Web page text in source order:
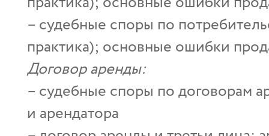
– судебные споры по
практика); основные ошибки
Договор аренды:
– cудебные споры по договорам
и арендатора